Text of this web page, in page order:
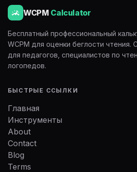
WCPM Calculator
Бесплатный профессиональный
WCPM для оценки беглости чтения.
для педагогов, специалистов по
логопедов.
БЫСТРЫЕ ССЫЛКИ
Главная
Инструменты
About
Contact
Blog
Terms